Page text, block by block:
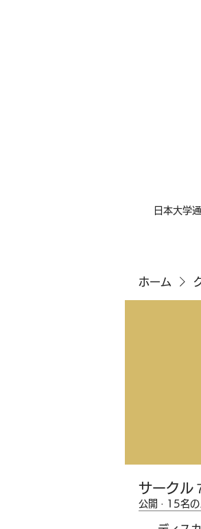
日本大学
ホーム
サークル
公開 · 15名の